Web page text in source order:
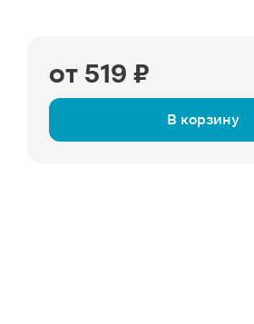
от 519 ₽
В корзину